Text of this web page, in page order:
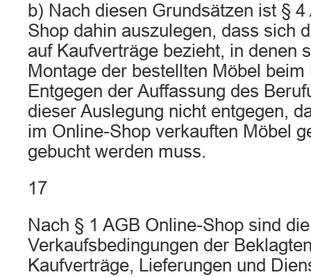
b) Nach diesen Grundsätzen ist §
Shop dahin auszulegen, dass sich
auf Kaufverträge bezieht, in denen
Montage der bestellten Möbel
Entgegen der Auffassung des
dieser Auslegung nicht entgegen,
im Online-Shop verkauften Möbel
gebucht werden muss.
17
Nach § 1 AGB Online-Shop sind die
Verkaufsbedingungen der
Kaufverträge, Lieferungen und